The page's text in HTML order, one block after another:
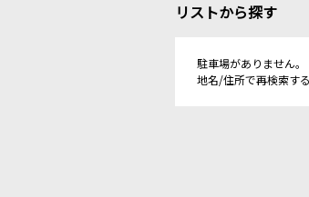
リストから探す
駐車場がありません。
地名/住所で再検索す